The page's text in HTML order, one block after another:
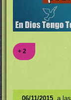
+ 2
06/11/2015, a las